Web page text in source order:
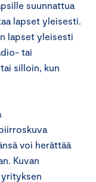
suunnattua
lapset yleisesti.
lapset yleisesti
tai
silloin, kun
voi herättää
Kuvan